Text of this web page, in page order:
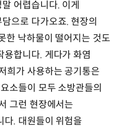
어렵습니다. 이게
으로 다가오죠. 현장의
한 낙하물이 떨어지는 것도
합니다. 게다가 화염
희가 사용하는 공기통은
소들이 모두 소방관들의
그런 현장에서는
다. 대원들이 위험을